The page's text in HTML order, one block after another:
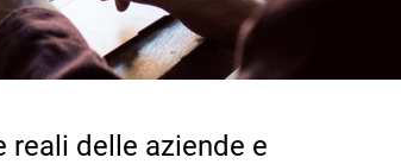
reali delle aziende e